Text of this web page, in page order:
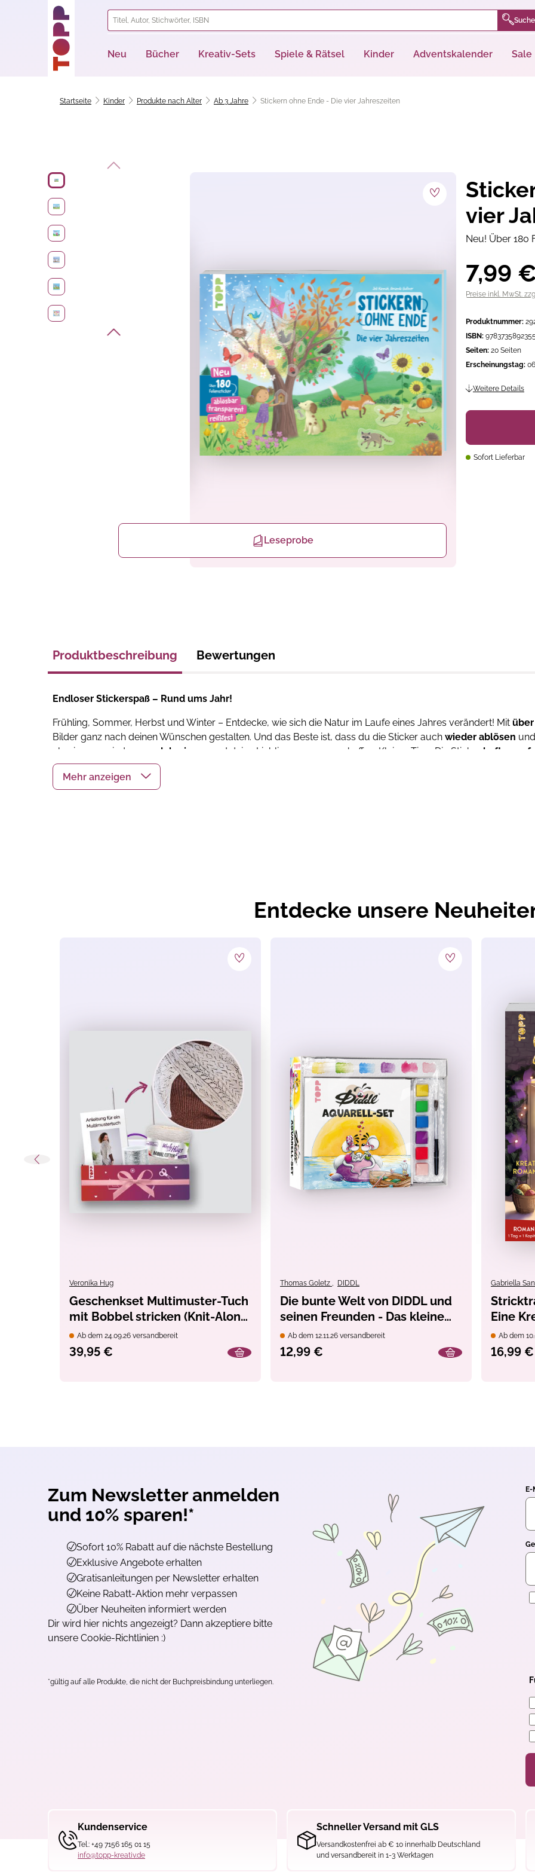
Zur Hauptnavigation springen
Neu Bücher Kreativ-Sets Spiele & Rätsel Kinder Adventskalender Sale
Startseite Kinder Produkte nach Alter Ab 3 Jahre Stickern ohne Ende - Die vier Jahreszeiten
Bildergalerie überspringen
Leseprobe
vier
Neu! Über 180
7,99
Preise inkl. MwSt.
Produktnummer:
ISBN:
Seiten: 20 Seiten
Erscheinungstag:
Weitere Details
Sofort Lieferbar
Produktbeschreibung Bewertungen
Endloser Stickerspaß – Rund ums Jahr!
Frühling, Sommer, Herbst und Winter – Entdecke, wie sich die Natur im Laufe eines Jahres verändert! Mit
Bilder ganz nach deinen Wünschen gestalten. Und das Beste ist, dass du die Sticker auch wieder ablösen
also immer wieder
neu dekorieren und deine Lieblingsszenen erschaffen. Kleiner Tipp: Die Sticker haften auf
auch auf Fenstern!
Das erwartet dich:
, Softcover 4/0
ab 3 Jahren
Sticker
Stickern
Themen: Fensterbilder, Kinder, Kinderzimmer , Landschaften, Natur
Warnhinweise:
Achtung! Nicht für Kinder unter 36 Monaten geeignet. Verschluckbare Kleinteile.
Erstickungsgefahr.
CE-Zeichen
Entdecke unsere
Veronika Hug
Geschenkset Multimuster-Tuch
mit Bobbel stricken (Knit-Along
2026)
Ab dem 24.09.26 versandbereit
39,95 €
Thomas Goletz , DIDDL
Die bunte Welt von DIDDL und
seinen Freunden - Das kleine
Aquarell-Set
Ab dem 12.11.26 versandbereit
12,99 €
Gabriella
Eine
Ab dem
16,99 €
Zum Newsletter anmelden
und 10% sparen!*
Sofort 10% Rabatt auf die nächste Bestellung
Exklusive Angebote erhalten
Gratisanleitungen per Newsletter erhalten
Keine Rabatt-Aktion mehr verpassen
Über Neuheiten informiert werden
Dir wird hier nichts angezeigt? Dann akzeptiere bitte
unsere Cookie-Richtlinien :)
*gültig auf alle Produkte, die nicht der Buchpreisbindung unterliegen.
Kundenservice
Tel.: +49 7156 165 01 15
info@topp-kreativ.de
Schneller Versand mit GLS
Versandkostenfrei ab € 10 innerhalb Deutschland
und versandbereit in 1-3 Werktagen